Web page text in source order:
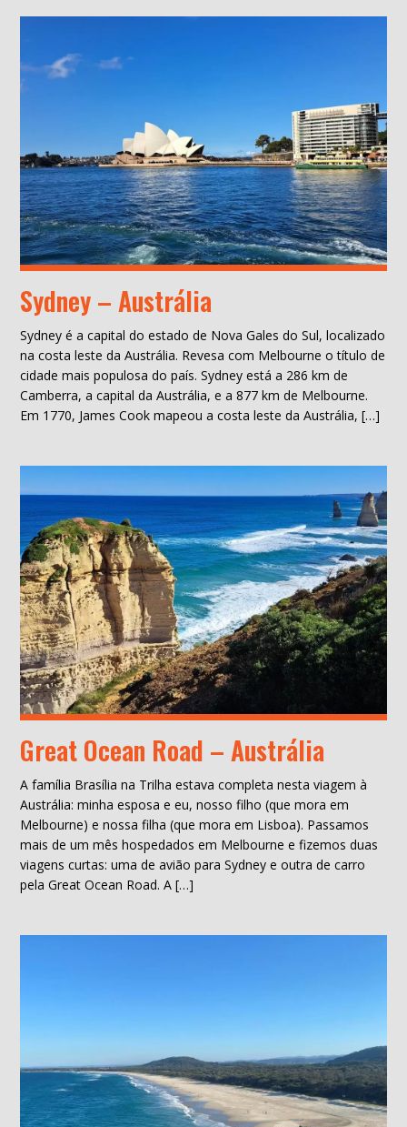
Sydney – Austrália
Sydney é a capital do estado de Nova Gales do Sul, localizado
na costa leste da Austrália. Revesa com Melbourne o título de
cidade mais populosa do país. Sydney está a 286 km de
Camberra, a capital da Austrália, e a 877 km de Melbourne.
Em 1770, James Cook mapeou a costa leste da Austrália, […]
Great Ocean Road – Austrália
A família Brasília na Trilha estava completa nesta viagem à
Austrália: minha esposa e eu, nosso filho (que mora em
Melbourne) e nossa filha (que mora em Lisboa). Passamos
mais de um mês hospedados em Melbourne e fizemos duas
viagens curtas: uma de avião para Sydney e outra de carro
pela Great Ocean Road. A […]